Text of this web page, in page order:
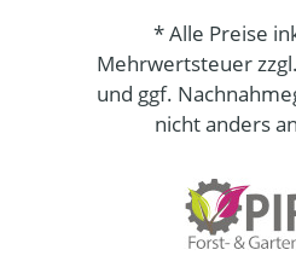
* Alle Preise
Mehrwertsteuer zzgl.
und ggf.
nicht anders